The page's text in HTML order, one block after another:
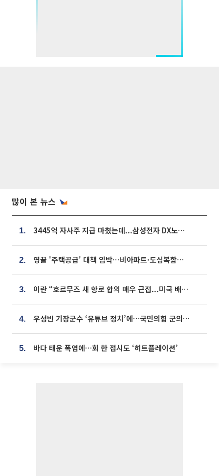
많이 본 뉴스
1. 3445억 자사주 지급 마쳤는데...삼성전자 DX노조, 뒤늦은 '떼쓰기 집회'
2. 영끌 '주택공급' 대책 임박⋯비아파트·도심복합까지 총동원
3. 이란 “호르무즈 새 항로 합의 매우 근접...미국 배상 먼저”
4. 우성빈 기장군수 ‘유튜브 정치’에…국민의힘 군의원들 집단 반발
5. 바다 태운 폭염에…회 한 접시도 ‘히트플레이션’